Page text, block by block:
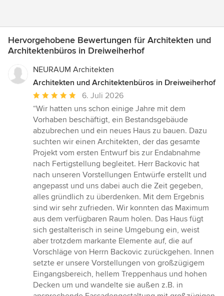
Hervorgehobene Bewertungen für Architekten und
Architektenbüros in Dreiweiherhof
NEURAUM Architekten
Architekten und Architektenbüros in Dreiweiherhof
Durchschnittliche
Bewertung:
5
von
5
Sternen
6. Juli 2026
“Wir hatten uns schon einige Jahre mit dem
Vorhaben beschäftigt, ein Bestandsgebäude
abzubrechen und ein neues Haus zu bauen. Dazu
suchten wir einen Architekten, der das gesamte
Projekt vom ersten Entwurf bis zur Endabnahme
nach Fertigstellung begleitet. Herr Backovic hat
nach unseren Vorstellungen Entwürfe erstellt und
angepasst und uns dabei auch die Zeit gegeben,
alles gründlich zu überdenken. Mit dem Ergebnis
sind wir sehr zufrieden. Wir konnten das Maximum
aus dem verfügbaren Raum holen. Das Haus fügt
sich gestalterisch in seine Umgebung ein, weist
aber trotzdem markante Elemente auf, die auf
Vorschläge von Herrn Backovic zurückgehen. Innen
setzte er unsere Vorstellungen von großzügigem
Eingangsbereich, hellem Treppenhaus und hohen
Decken um und wandelte sie außen z.B. in